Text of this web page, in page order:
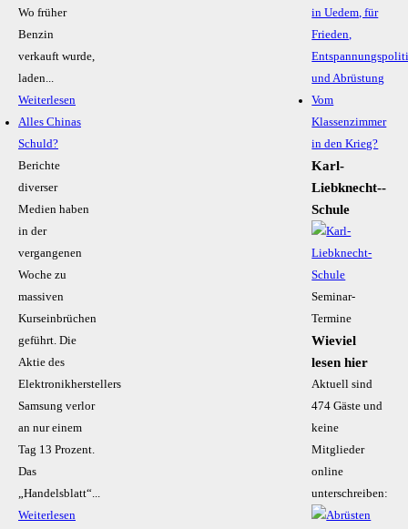
Wo früher
Benzin
verkauft wurde,
laden...
Weiterlesen
Alles Chinas
Schuld?
Berichte
diverser
Medien haben
in der
vergangenen
Woche zu
massiven
Kurseinbrüchen
geführt. Die
Aktie des
Elektronikherstellers
Samsung verlor
an nur einem
Tag 13 Prozent.
Das
„Handelsblatt“...
Weiterlesen
in Uedem, für
Frieden,
und Abrüstung
Vom
Klassenzimmer
in den Krieg?
Karl-
Liebknecht-­
Schule
Seminar-
Termine
Wieviel
lesen hier
Aktuell sind
474 Gäste und
keine
Mitglieder
online
unterschreiben: